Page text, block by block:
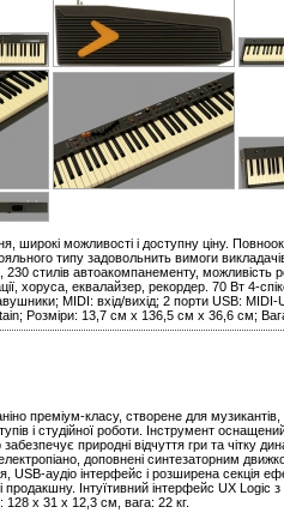
широкі можливості і доступну ціну.
типу задовольнить вимоги
230 стилів автоакомпанементу, можливість
хоруса, еквалайзер, рекордер. 70 Вт 4-
MIDI: вхід/вихід; 2 порти USB:
Розміри: 13,7 см х 136,5 см х 36,6 см;
преміум-класу, створене для музикантів,
і студійної роботи. Інструмент
природні відчуття гри та чітку
доповнені синтезаторним
аудіо інтерфейс і розширена секція
продакшну. Інтуїтивний інтерфейс UX Logic
х 31 х 12,3 см, вага: 22 кг.